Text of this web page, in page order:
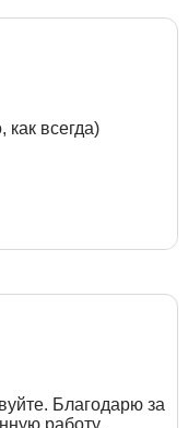
как всегда)
Благодарю за
работу.